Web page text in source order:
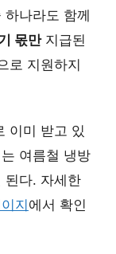
나라도 함께
몫만지급된
로 지원하지
이미 받고 있
여름철 냉방
된다. 자세한
지에서 확인